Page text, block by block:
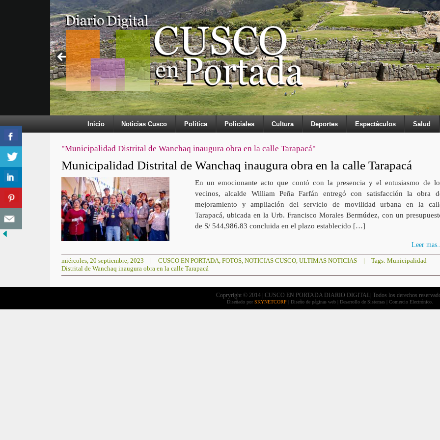
Inicio Noticias Cusco Política Policiales Cultura Deportes Espectáculos Salud
"Municipalidad Distrital de Wanchaq inaugura obra en la calle Tarapacá"
Municipalidad Distrital de Wanchaq inaugura obra en la calle Tarapacá
En un emocionante acto que contó con la presencia y el entusiasmo de
vecinos, alcalde William Peña Farfán entregó con satisfacción la obra
mejoramiento y ampliación del servicio de movilidad urbana en la
Tarapacá, ubicada en la Urb. Francisco Morales Bermúdez, con un
de S/ 544,986.83 concluida en el plazo establecido […]
Leer
miércoles, 20 septiembre, 2023 | CUSCO EN PORTADA FOTOS, NOTICIAS CUSCO, ULTIMAS NOTICIAS | Tags: Municipalidad
Distrital de Wanchaq inaugura obra en la calle Tarapacá
Copryright © 2014 | CUSCO EN PORTADA DIARIO DIGITAL| Todos los derechos
Diseñado por SKYNETCORP | Diseño de páginas web | Desarrollo de Sistemas | Comercio Electrónico.